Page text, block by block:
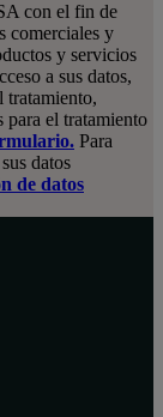
con el fin de
comerciales y
y servicios
a sus datos,
tratamiento,
el tratamiento
Para
datos
de datos